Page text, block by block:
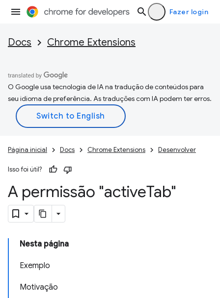
Fazer login
Docs Chrome Extensions
O Google usa tecnologia de IA na tradução de conteúdos para
seu idioma de preferência. As traduções com IA podem ter erros.
Página inicial Docs Chrome Extensions Desenvolver
Isso foi útil?
A permissão "activeTab"
Nesta página
Exemplo
Motivação